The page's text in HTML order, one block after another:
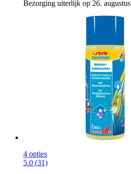
Bezorging uiterlijk op 26. augustus
4 opties
5.0 (31)